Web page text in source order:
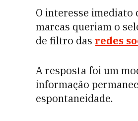
O interesse
marcas queriam o
de filtro das redes
A resposta foi um
informação
espontaneidade.